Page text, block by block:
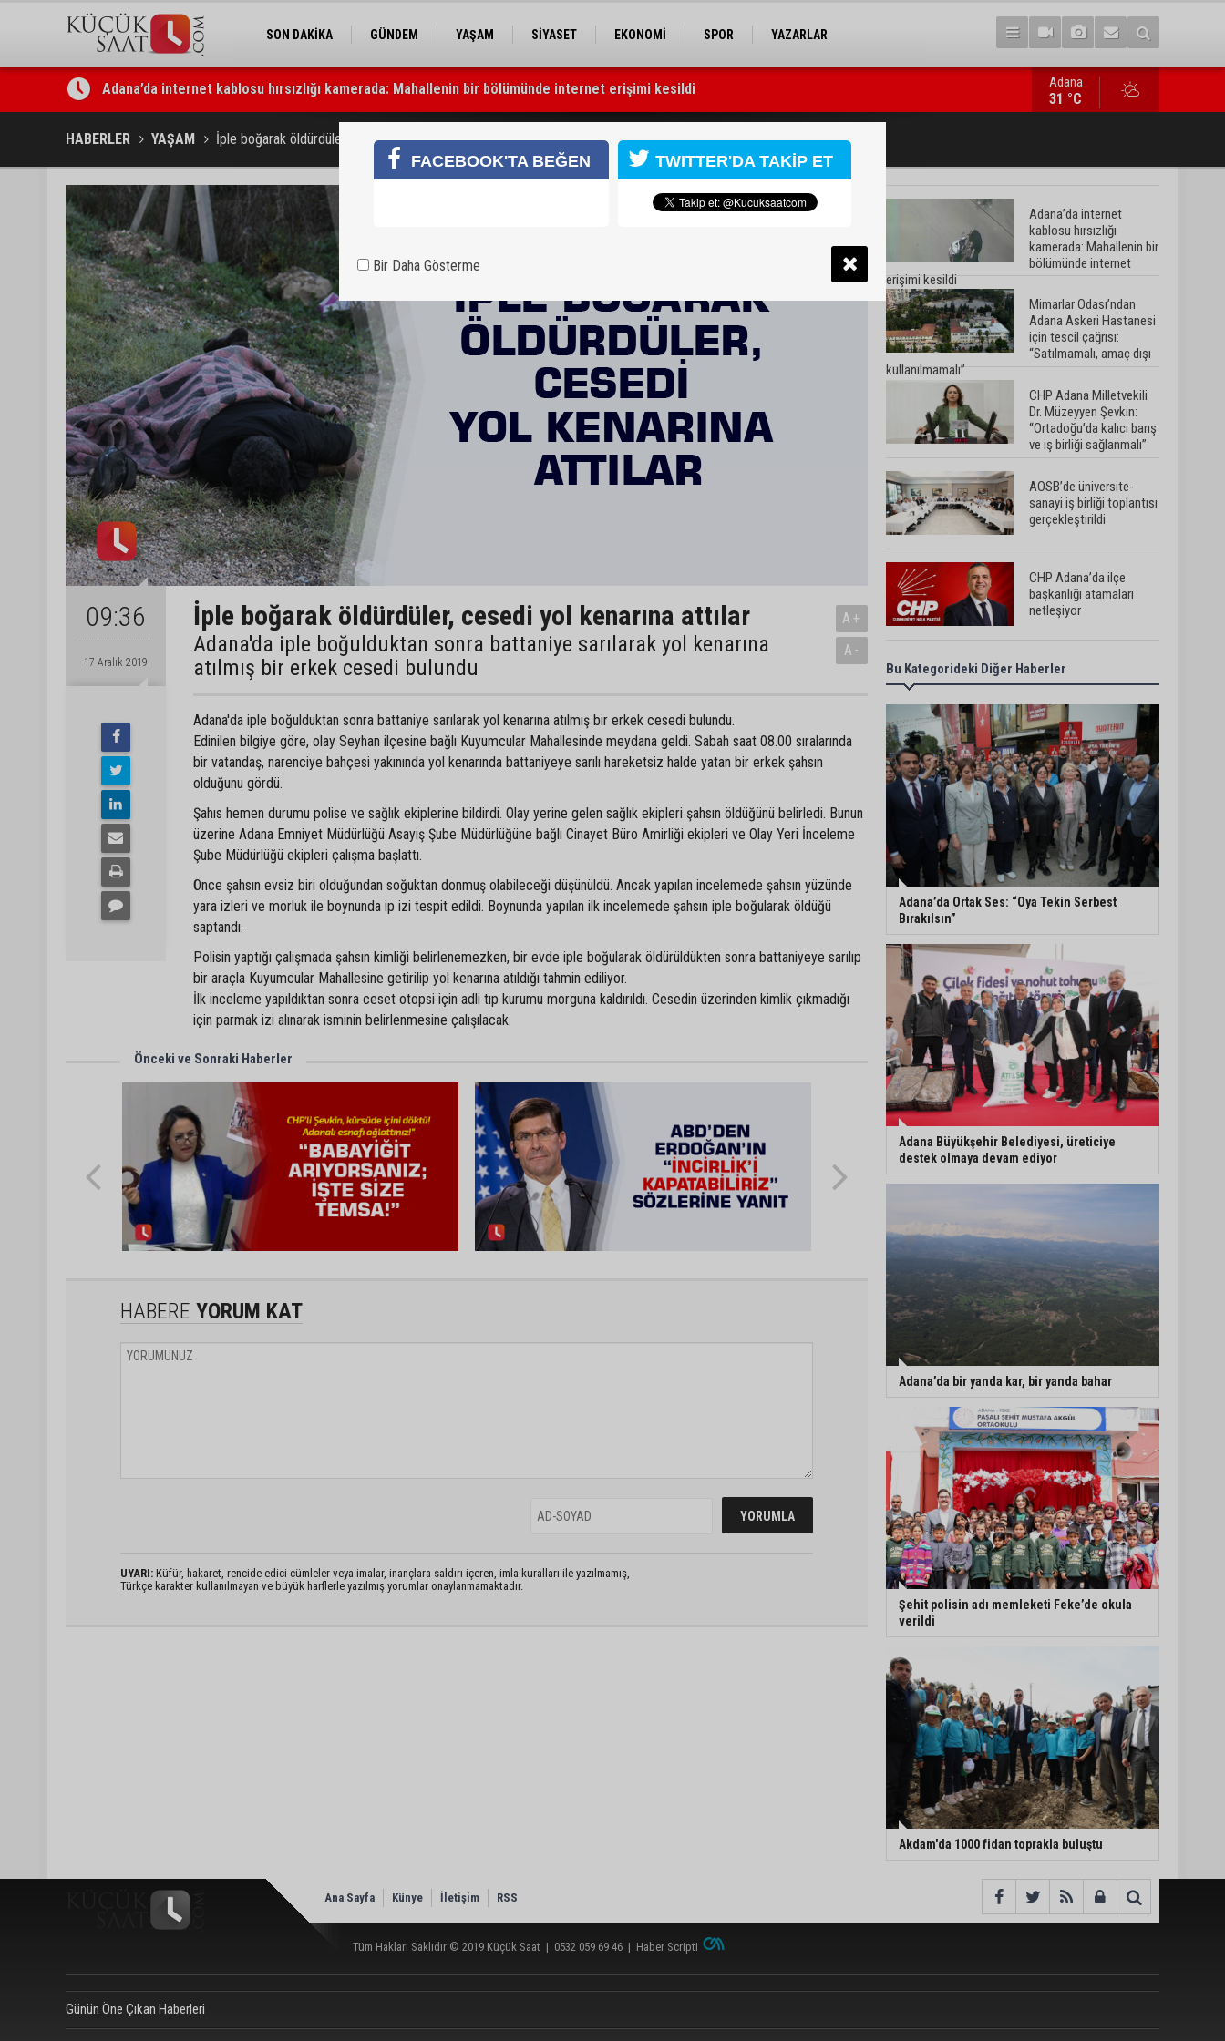
SON DAKİKA GÜNDEM YAŞAM SİYASET EKONOMİ SPOR YAZARLAR
Adana’da internet kablosu hırsızlığı kamerada: Mahallenin bir bölümünde internet erişimi kesildi
Mimarlar Odası’ndan Adana Askeri Hastanesi için tescil çağrısı: “Satılmamalı, amaç dışı kullanılmamalı”
CHP Adana Milletvekili Dr. Müzeyyen Şevkin: “Ortadoğu’da
Adana
31 °C
HABERLER YAŞAM İple boğarak öldürdüler, cesedi yol kenarına attılar
09:36
17 Aralık 2019
İple boğarak öldürdüler, cesedi yol kenarına attılar
Adana'da iple boğulduktan sonra battaniye sarılarak yol kenarına
atılmış bir erkek cesedi bulundu
A+
A-
Adana'da iple boğulduktan sonra battaniye sarılarak yol kenarına atılmış bir erkek cesedi bulundu.
Edinilen bilgiye göre, olay Seyhan ilçesine bağlı Kuyumcular Mahallesinde meydana geldi. Sabah saat 08.00 sıralarında
bir vatandaş, narenciye bahçesi yakınında yol kenarında battaniyeye sarılı hareketsiz halde yatan bir erkek şahsın
olduğunu gördü.
Şahıs hemen durumu polise ve sağlık ekiplerine bildirdi. Olay yerine gelen sağlık ekipleri şahsın öldüğünü belirledi. Bunun
üzerine Adana Emniyet Müdürlüğü Asayiş Şube Müdürlüğüne bağlı Cinayet Büro Amirliği ekipleri ve Olay Yeri İnceleme
Şube Müdürlüğü ekipleri çalışma başlattı.
Önce şahsın evsiz biri olduğundan soğuktan donmuş olabileceği düşünüldü. Ancak yapılan incelemede şahsın yüzünde
yara izleri ve morluk ile boynunda ip izi tespit edildi. Boynunda yapılan ilk incelemede şahsın iple boğularak öldüğü
saptandı.
Polisin yaptığı çalışmada şahsın kimliği belirlenemezken, bir evde iple boğularak öldürüldükten sonra battaniyeye sarılıp
bir araçla Kuyumcular Mahallesine getirilip yol kenarına atıldığı tahmin ediliyor.
İlk inceleme yapıldıktan sonra ceset otopsi için adli tıp kurumu morguna kaldırıldı. Cesedin üzerinden kimlik çıkmadığı
için parmak izi alınarak isminin belirlenmesine çalışılacak.
Önceki ve Sonraki Haberler
HABERE YORUM KAT
UYARI: Küfür, hakaret, rencide edici cümleler veya imalar, inançlara saldırı içeren, imla kuralları ile yazılmamış,
Türkçe karakter kullanılmayan ve büyük harflerle yazılmış yorumlar onaylanmamaktadır.
Adana’da internet
kablosu hırsızlığı
kamerada: Mahallenin bir
bölümünde internet
erişimi kesildi
Mimarlar Odası’ndan
Adana Askeri Hastanesi
için tescil çağrısı:
“Satılmamalı, amaç dışı
kullanılmamalı”
CHP Adana Milletvekili
Dr. Müzeyyen Şevkin:
“Ortadoğu’da kalıcı barış
ve iş birliği sağlanmalı”
AOSB’de üniversite-
sanayi iş birliği toplantısı
gerçekleştirildi
CHP Adana’da ilçe
başkanlığı atamaları
netleşiyor
Adana Büyükşehir Yaz
Spor Okulları’nda 30 bin
çocuk sporla buluştu
Beşiktaş dosyasında iki
tahliye: Özcan Zenger ve
Utku Caner Çaykara
serbest bırakıldı
Vali Mustafa Yavuz:
“Adana’da huzur ve
güven ortamını daha da
güçlendirmek için
çalışıyoruz”
Mahkemeden Oya Tekin
kararı: Tutukluluk halinin
devamına hükmedildi
Adana’da taziye evinde
silahlı kavga kamerada:
Çok sayıda polis ekibi
olay yerine sevk edildi
Bu Kategorideki Diğer Haberler
Adana’da Ortak Ses: “Oya Tekin Serbest
Bırakılsın”
Adana Büyükşehir Belediyesi, üreticiye
destek olmaya devam ediyor
Adana’da bir yanda kar, bir yanda bahar
Şehit polisin adı memleketi Feke’de okula
verildi
Akdam'da 1000 fidan toprakla buluştu
Ana Sayfa Künye İletişim RSS
Tüm Hakları Saklıdır © 2019 Küçük Saat | 0532 059 69 46 | Haber Scripti
Günün Öne Çıkan Haberleri
FACEBOOK'TA BEĞEN TWITTER'DA TAKİP ET
Bir Daha Gösterme